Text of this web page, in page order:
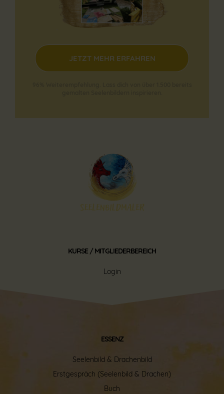
JETZT MEHR ERFAHREN
KURSE / MITGLIEDERBEREICH
Login
ESSENZ
Seelenbild & Drachenbild
Erstgespräch (Seelenbild & Drachen)
Buch